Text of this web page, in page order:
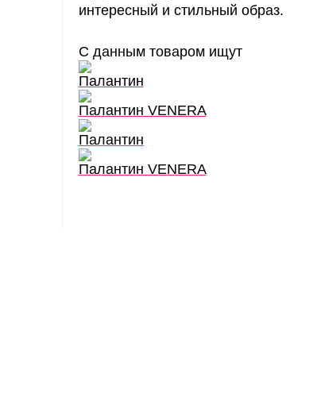
интересный и стильный образ.
С данным товаром ищут
Палантин
Палантин VENERA
Палантин
Палантин VENERA